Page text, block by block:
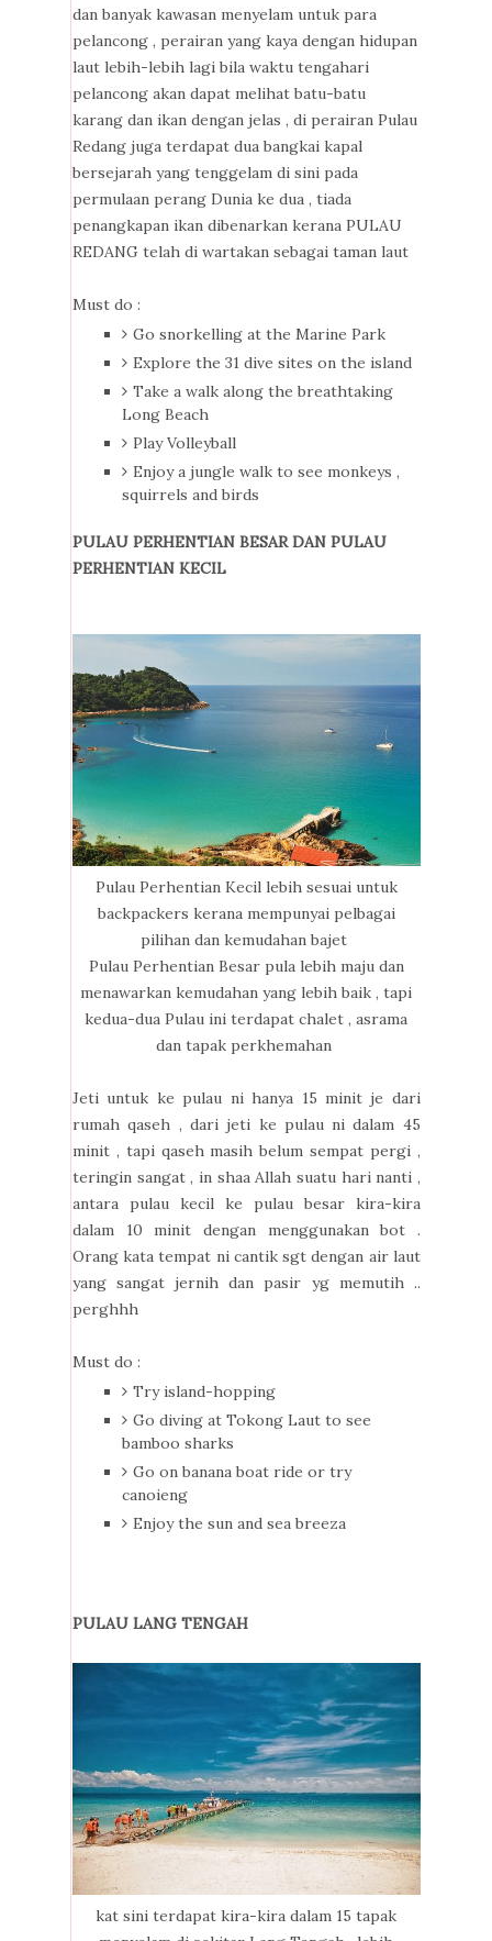
dan banyak kawasan menyelam untuk para
pelancong , perairan yang kaya dengan hidupan
laut lebih-lebih lagi bila waktu tengahari
pelancong akan dapat melihat batu-batu
karang dan ikan dengan jelas , di perairan Pulau
Redang juga terdapat dua bangkai kapal
bersejarah yang tenggelam di sini pada
permulaan perang Dunia ke dua , tiada
penangkapan ikan dibenarkan kerana PULAU
REDANG telah di wartakan sebagai taman laut
Must do :
Go snorkelling at the Marine Park
Explore the 31 dive sites on the island
Take a walk along the breathtaking
Long Beach
Play Volleyball
Enjoy a jungle walk to see monkeys ,
squirrels and birds
PULAU PERHENTIAN BESAR DAN PULAU
PERHENTIAN KECIL
Pulau Perhentian Kecil lebih sesuai untuk
backpackers kerana mempunyai pelbagai
pilihan dan kemudahan bajet
Pulau Perhentian Besar pula lebih maju dan
menawarkan kemudahan yang lebih baik , tapi
kedua-dua Pulau ini terdapat chalet , asrama
dan tapak perkhemahan
Jeti untuk ke pulau ni hanya 15 minit je dari
rumah qaseh , dari jeti ke pulau ni dalam 45
minit , tapi qaseh masih belum sempat pergi ,
teringin sangat , in shaa Allah suatu hari nanti ,
antara pulau kecil ke pulau besar kira-kira
dalam 10 minit dengan menggunakan bot .
Orang kata tempat ni cantik sgt dengan air laut
yang sangat jernih dan pasir yg memutih ..
perghhh
Must do :
Try island-hopping
Go diving at Tokong Laut to see
bamboo sharks
Go on banana boat ride or try
canoieng
Enjoy the sun and sea breeza
PULAU LANG TENGAH
kat sini terdapat kira-kira dalam 15 tapak